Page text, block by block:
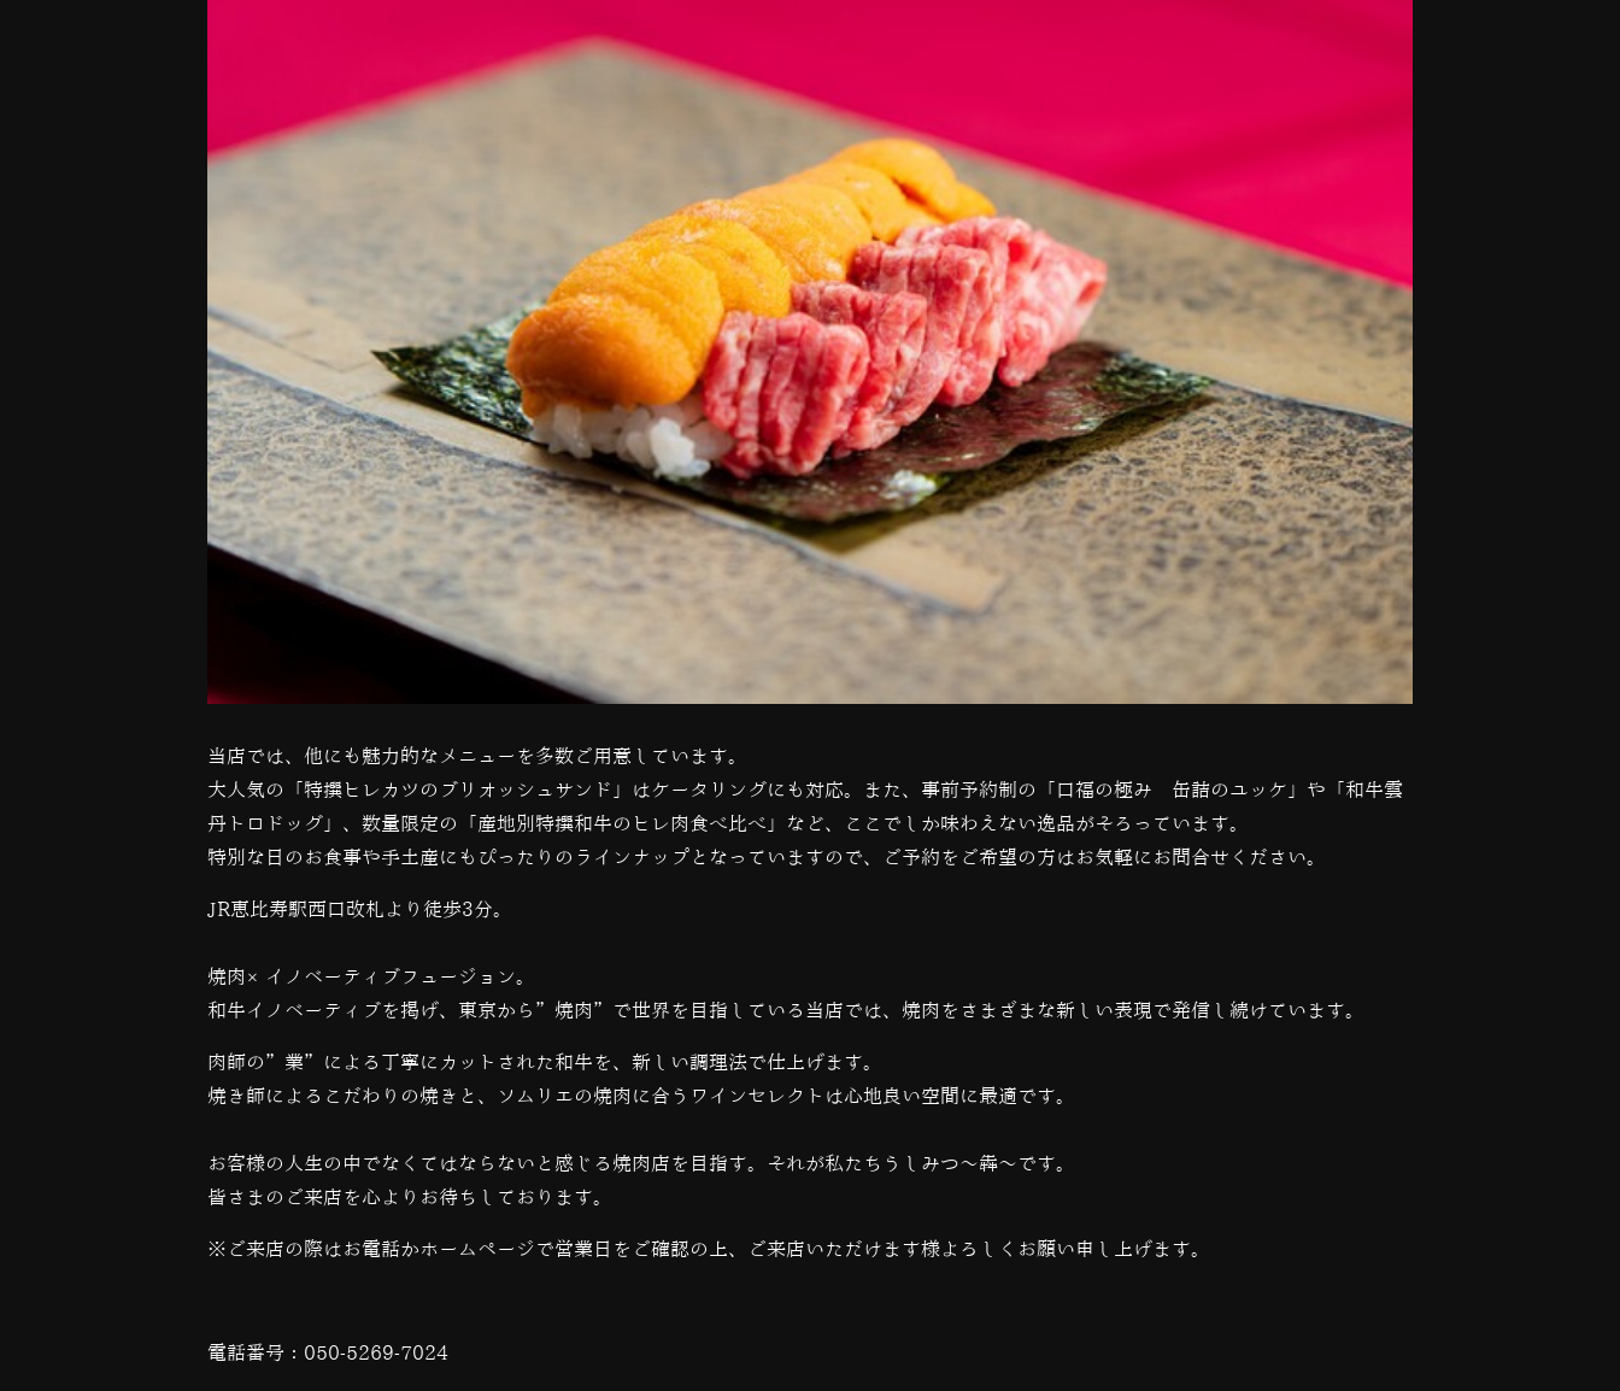
当店では、他にも魅力的なメニューを多数ご用意しています。
大人気の「特撰ヒレカツのブリオッシュサンド」はケータリングにも対応。また、事前予約制の「口福の極み 缶詰のユッケ」や「和牛雲
丹トロドッグ」、数量限定の「産地別特撰和牛のヒレ肉食べ比べ」など、ここでしか味わえない逸品がそろっています。
特別な日のお食事や手土産にもぴったりのラインナップとなっていますので、ご予約をご希望の方はお気軽にお問合せください。
JR恵比寿駅西口改札より徒歩3分。
焼肉×イノベーティブフュージョン。
和牛イノベーティブを掲げ、東京から”焼肉”で世界を目指している当店では、 焼肉をさまざまな新しい表現で発信し続けています。
肉師の”業”による丁寧にカットされた和牛を、新しい調理法で仕上げます。
焼き師によるこだわりの焼きと、ソムリエの焼肉に合うワインセレクトは心地良い空間に最適です。
お客様の人生の中でなくてはならないと感じる焼肉店を目指す。それが私たちうしみつ～犇～です。
皆さまのご来店を心よりお待ちしております。
※ご来店の際はお電話かホームページで営業日をご確認の上、ご来店いただけます様よろしくお願い申し上げます。
電話番号： 050-5269-7024